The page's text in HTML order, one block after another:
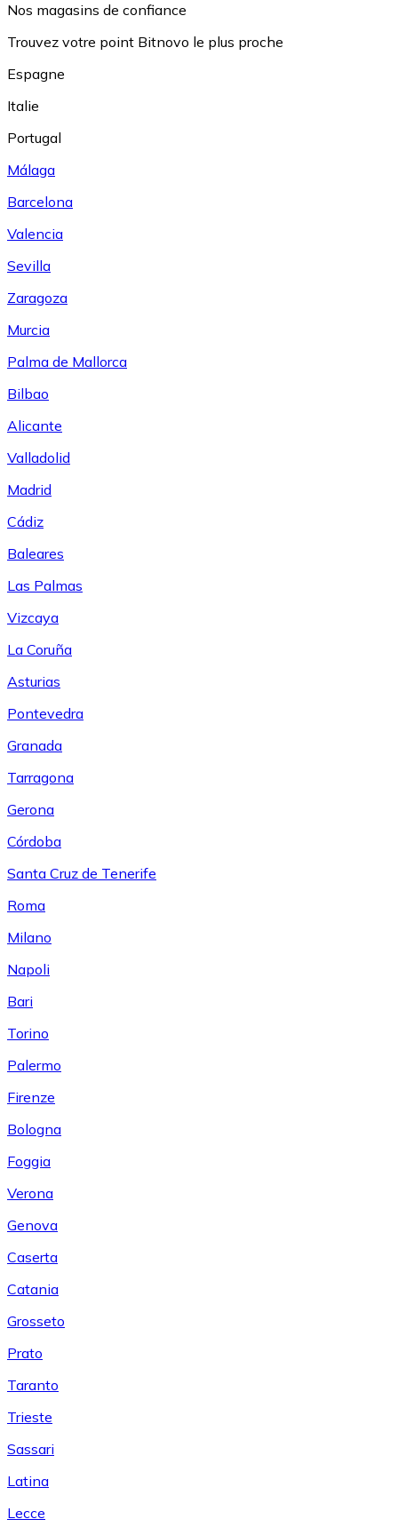
Nos magasins de confiance
Trouvez votre point Bitnovo le plus proche
Espagne
Italie
Portugal
Málaga
Barcelona
Valencia
Sevilla
Zaragoza
Murcia
Palma de Mallorca
Bilbao
Alicante
Valladolid
Madrid
Cádiz
Baleares
Las Palmas
Vizcaya
La Coruña
Asturias
Pontevedra
Granada
Tarragona
Gerona
Córdoba
Santa Cruz de Tenerife
Roma
Milano
Napoli
Bari
Torino
Palermo
Firenze
Bologna
Foggia
Verona
Genova
Caserta
Catania
Grosseto
Prato
Taranto
Trieste
Sassari
Latina
Lecce